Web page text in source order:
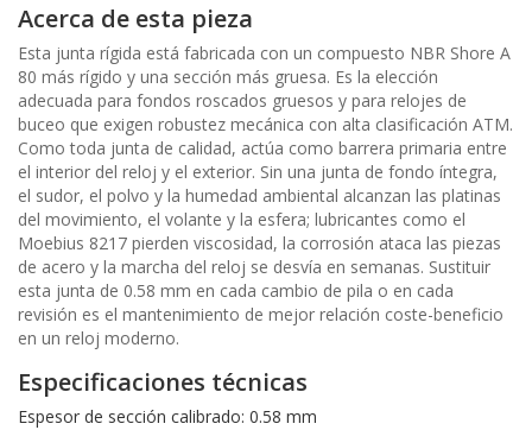
Acerca de esta pieza
Esta junta rígida está fabricada con un compuesto NBR Shore A
80 más rígido y una sección más gruesa. Es la elección
adecuada para fondos roscados gruesos y para relojes de
buceo que exigen robustez mecánica con alta clasificación ATM.
Como toda junta de calidad, actúa como barrera primaria entre
el interior del reloj y el exterior. Sin una junta de fondo íntegra,
el sudor, el polvo y la humedad ambiental alcanzan las platinas
del movimiento, el volante y la esfera; lubricantes como el
Moebius 8217 pierden viscosidad, la corrosión ataca las piezas
de acero y la marcha del reloj se desvía en semanas. Sustituir
esta junta de 0.58 mm en cada cambio de pila o en cada
revisión es el mantenimiento de mejor relación coste-beneficio
en un reloj moderno.
Especificaciones técnicas
Espesor de sección calibrado: 0.58 mm